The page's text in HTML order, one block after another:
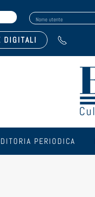
Nome utente
DIGITALI
PERIODICA